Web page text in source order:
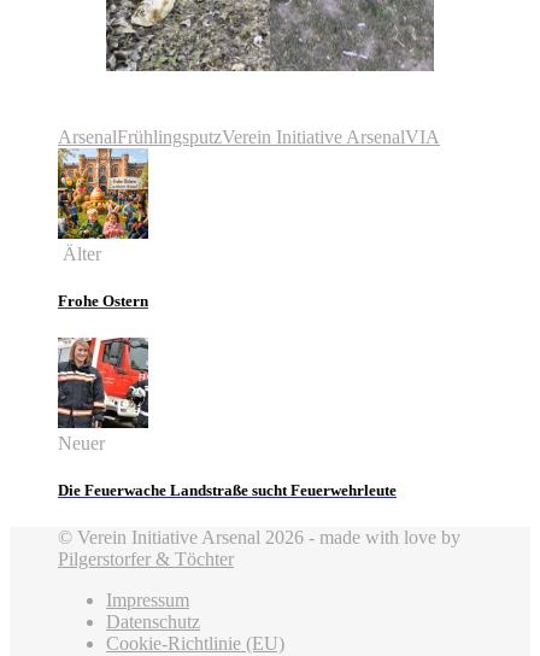
ArsenalFrühlingsputzVerein Initiative ArsenalVIA
Älter
Frohe Ostern
Neuer
Die Feuerwache Landstraße sucht Feuerwehrleute
© Verein Initiative Arsenal 2026 - made with love by
Pilgerstorfer & Töchter
Impressum
Datenschutz
Cookie-Richtlinie (EU)